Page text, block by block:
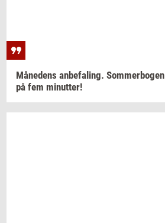
Må­ne­dens an­be­fa­ling. Som­mer­bo­gen
på fem mi­nut­ter!